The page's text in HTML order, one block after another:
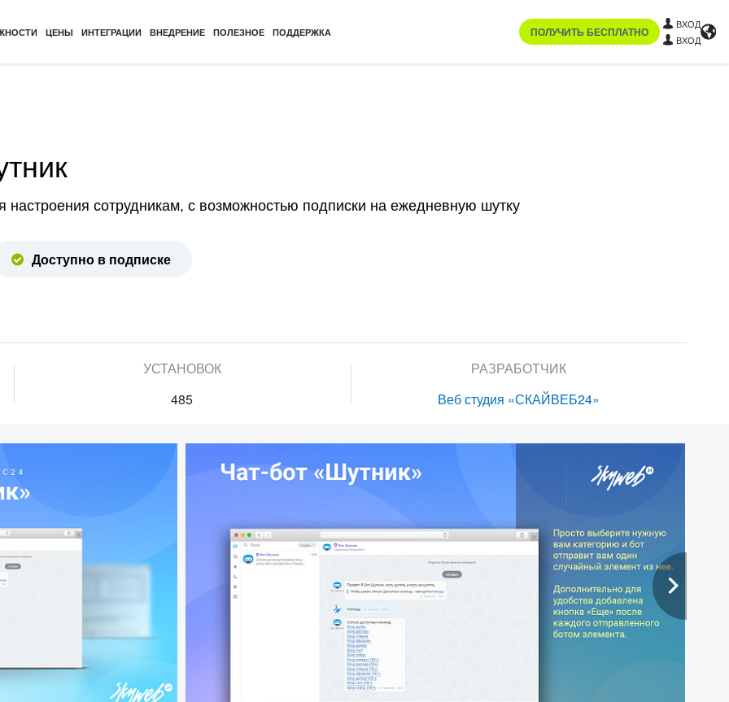
ЦЕНЫ ИНТЕГРАЦИИ ВНЕДРЕНИЕ ПОЛЕЗНОЕ ПОДДЕРЖКА ПОЛУЧИТЬ БЕСПЛАТНО
ВХОД
ВХОД
настроения сотрудникам, с возможностью подписки на ежедневную шутку
Доступно в подписке
УСТАНОВОК
485
РАЗРАБОТЧИК
Веб студия «СКАЙВЕБ24»